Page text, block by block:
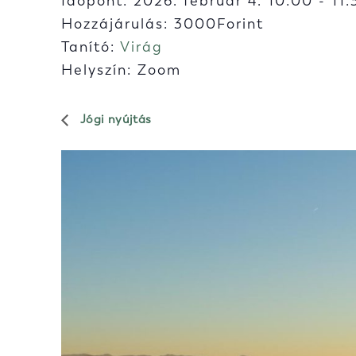
Hozzájárulás: 3000Forint
Tanító: Virág
Helyszín: Zoom
Jógi nyújtás